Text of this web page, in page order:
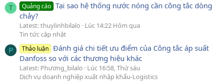
T Quảng cáo Tại sao hệ thống nước nóng cần công tắc dòng
chảy?
Latest: thuylinhbilalo
Lúc 14:22 Hôm qua
Tin tức cập nhật
P Thảo luận Đánh giá chi tiết ưu điểm của Công tắc áp suất
Danfoss so với các thương hiệu khác
Latest: Phương_bilalo
Lúc 16:58, Thứ sáu
Dịch vụ doanh nghiệp xuất nhập khẩu-Logistics